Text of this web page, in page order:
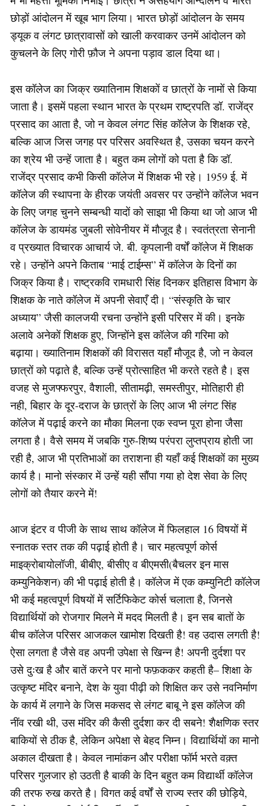
छोड़ों आंदोलन में खूब भाग लिया। भारत छोड़ों आंदोलन के समय
ड्यूक व लंगट छात्रावासों को खाली करवाकर उनमें आंदोलन को
कुचलने के लिए गोरी फ़ौज ने अपना पड़ाव डाल दिया था।
इस कॉलेज का जिक्र ख्यातिनाम शिक्षकों व छात्रों के नामों से किया
जाता है। इसमें पहला स्थान भारत के प्रथम राष्ट्रपति डॉ. राजेंद्र
प्रसाद का आता है, जो न केवल लंगट सिंह कॉलेज के शिक्षक रहे,
बल्कि आज जिस जगह पर परिसर अवस्थित है, उसका चयन करने
का श्रेय भी उन्हें जाता है। बहुत कम लोगों को पता है कि डॉ.
राजेंद्र प्रसाद कभी किसी कॉलेज में शिक्षक भी रहे। 1959 ई. में
कॉलेज की स्थापना के हीरक जयंती अवसर पर उन्होंने कॉलेज भवन
के लिए जगह चुनने सम्बन्धी यादों को साझा भी किया था जो आज भी
कॉलेज के डायमंड जुबली सोवेनीयर में मौजूद है। स्वतंत्रता सेनानी
व प्रख्यात विचारक आचार्य जे. बी. कृपलानी वर्षों कॉलेज में शिक्षक
रहे। उन्होंने अपने किताब “माई टाईम्स” में कॉलेज के दिनों का
जिक्र किया है। राष्ट्रकवि रामधारी सिंह दिनकर इतिहास विभाग के
शिक्षक के नाते कॉलेज में अपनी सेवाएँ दी। “संस्कृति के चार
अध्याय” जैसी कालजयी रचना उन्होंने इसी परिसर में की। इनके
अलावे अनेकों शिक्षक हुए, जिन्होंने इस कॉलेज की गरिमा को
बढ़ाया। ख्यातिनाम शिक्षकों की विरासत यहाँ मौजूद है, जो न केवल
छात्रों को पढ़ाते है, बल्कि उन्हें प्रोत्साहित भी करते रहते है। इस
वजह से मुजफ्फरपुर, वैशाली, सीतामढ़ी, समस्तीपुर, मोतिहारी ही
नही, बिहार के दूर-दराज के छात्रों के लिए आज भी लंगट सिंह
कॉलेज में पढ़ाई करने का मौका मिलना एक स्वप्न पूरा होना जैसा
लगता है। वैसे समय में जबकि गुरु-शिष्य परंपरा लुप्तप्राय होती जा
रही है, आज भी प्रतिभाओं का तराशना ही यहाँ कई शिक्षकों का मुख्य
कार्य है। मानो संस्कार में उन्हें यही सौंपा गया हो देश सेवा के लिए
लोगों को तैयार करने में!
आज इंटर व पीजी के साथ साथ कॉलेज में फिलहाल 16 विषयों में
स्नातक स्तर तक की पढ़ाई होती है। चार महत्वपूर्ण कोर्स
माइक्रोबायोलॉजी, बीबीए, बीसीए व बीएमसी(बैचलर इन मास
कम्युनिकेशन) की भी पढ़ाई होती है। कॉलेज में एक कम्युनिटी कॉलेज
भी कई महत्वपूर्ण विषयों में सर्टिफिकेट कोर्स चलाता है, जिनसे
विद्यार्थियों को रोजगार मिलने में मदद मिलती है। इन सब बातों के
बीच कॉलेज परिसर आजकल खामोश दिखती है! वह उदास लगती है!
ऐसा लगता है जैसे वह अपनी उपेक्षा से खिन्न है! अपनी दुर्दशा पर
उसे दुःख है और बातें करने पर मानो फफ़ककर कहती है– शिक्षा के
उत्कृष्ट मंदिर बनाने, देश के युवा पीढ़ी को शिक्षित कर उसे नवनिर्माण
के कार्य में लगाने के जिस मकसद से लंगट बाबू ने इस कॉलेज की
नींव रखी थी, उस मंदिर की कैसी दुर्दशा कर दी सबने! शैक्षणिक स्तर
बाकियों से ठीक है, लेकिन अपेक्षा से बेहद निम्न। विद्यार्थियों का मानो
अकाल दीखता है। केवल नामांकन और परीक्षा फॉर्म भरते वक़्त
परिसर गुलजार हो उठती है बाकी के दिन बहुत कम विद्यार्थी कॉलेज
की तरफ रुख करते है। विगत कई वर्षों से राज्य स्तर की छोड़िये,